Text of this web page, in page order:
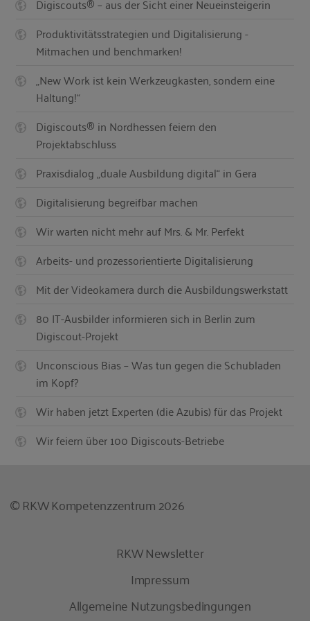
Digiscouts® – aus der Sicht einer Neueinsteigerin
Produktivitätsstrategien und Digitalisierung -
Mitmachen und benchmarken!
„New Work ist kein Werkzeugkasten, sondern eine
Haltung!“
Digiscouts® in Nordhessen feiern den
Projektabschluss
Praxisdialog „duale Ausbildung digital“ in Gera
Digitalisierung begreifbar machen
Wir warten nicht mehr auf Mrs. & Mr. Perfekt
Arbeits- und prozessorientierte Digitalisierung
Mit der Videokamera durch die Ausbildungswerkstatt
80 IT-Ausbilder informieren sich in Berlin zum
Digiscout-Projekt
Unconscious Bias – Was tun gegen die Schubladen
im Kopf?
Wir haben jetzt Experten (die Azubis) für das Projekt
Wir feiern über 100 Digiscouts-Betriebe
© RKW Kompetenzzentrum 2026
RKW Newsletter
Impressum
Allgemeine Nutzungsbedingungen